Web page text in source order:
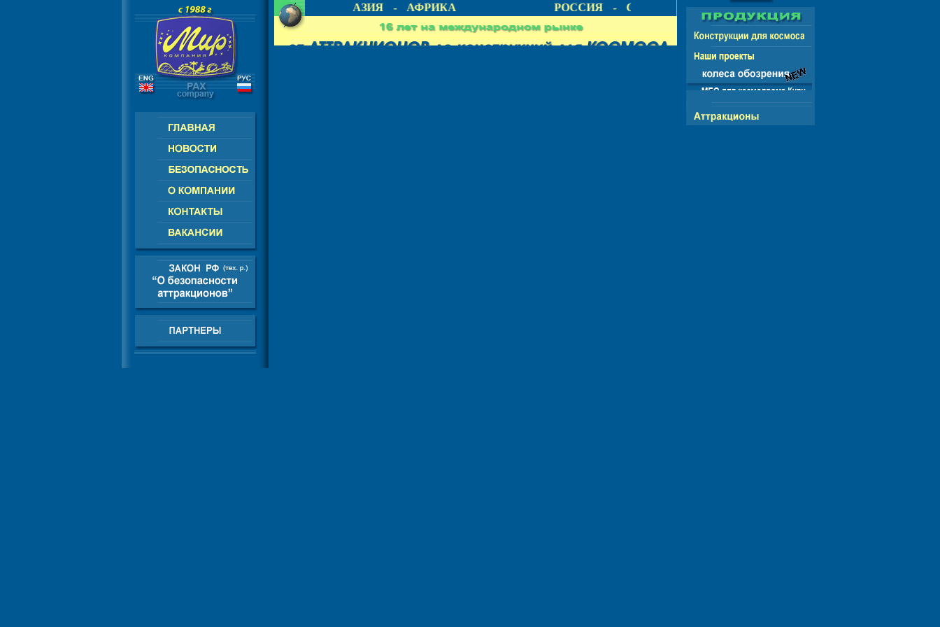
РОССИЯ - СНГ - ЕВРОПА - АМЕРИКА - АЗИЯ - АФРИКА РОССИЯ - СНГ - ЕВРОПА - АМЕРИКА - АЗИЯ - АФРИКА